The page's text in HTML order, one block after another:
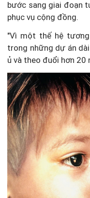
bước sang giai đoạn
phục vụ cộng đồng.
"Vì một thế hệ
trong những dự án
ủ và theo đuổi hơn 20